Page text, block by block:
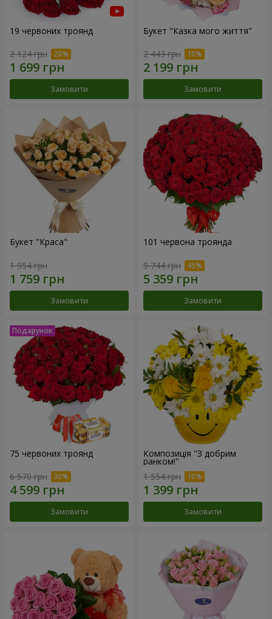
19 червоних троянд
2 124 грн
Замовити
Букет "Казка мого життя"
2 443 грн
Замовити
Букет "Краса"
1 954 грн
Замовити
101 червона троянда
9 744 грн
Замовити
75 червоних троянд
6 570 грн
Замовити
Композиція "З добрим
ранком!"
1 554 грн
Замовити